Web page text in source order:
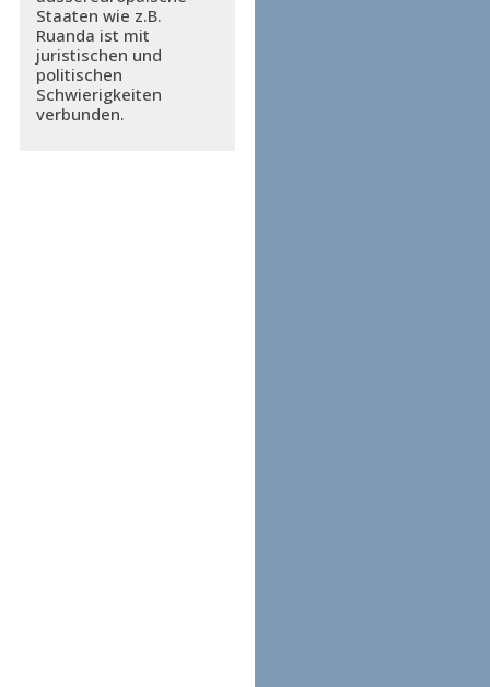
Staaten wie z.B.
Ruanda ist mit
juristischen und
politischen
Schwierigkeiten
verbunden.